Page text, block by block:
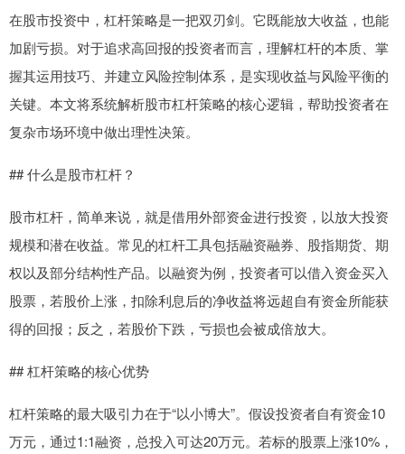
在股市投资中，杠杆策略是一把双刃剑。它既能放大收益，也能
加剧亏损。对于追求高回报的投资者而言，理解杠杆的本质、掌
握其运用技巧、并建立风险控制体系，是实现收益与风险平衡的
关键。本文将系统解析股市杠杆策略的核心逻辑，帮助投资者在
复杂市场环境中做出理性决策。
## 什么是股市杠杆？
股市杠杆，简单来说，就是借用外部资金进行投资，以放大投资
规模和潜在收益。常见的杠杆工具包括融资融券、股指期货、期
权以及部分结构性产品。以融资为例，投资者可以借入资金买入
股票，若股价上涨，扣除利息后的净收益将远超自有资金所能获
得的回报；反之，若股价下跌，亏损也会被成倍放大。
## 杠杆策略的核心优势
杠杆策略的最大吸引力在于“以小博大”。假设投资者自有资金10
万元，通过1:1融资，总投入可达20万元。若标的股票上涨10%，